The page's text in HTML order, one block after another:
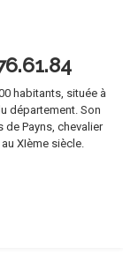
habitants, située à
département. Son
Payns, chevalier
XIème siècle.